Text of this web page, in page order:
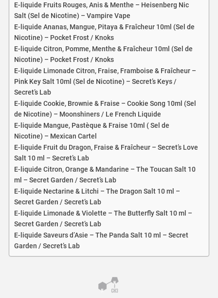
E-liquide Fruits Rouges, Anis & Menthe – Heisenberg Nic
Salt (Sel de Nicotine) – Vampire Vape
E-liquide Ananas, Mangue, Pitaya & Fraîcheur 10ml (Sel de
Nicotine) – Pocket Frost / Knoks
E-liquide Citron, Pomme, Menthe & Fraîcheur 10ml (Sel de
Nicotine) – Pocket Frost / Knoks
E-liquide Limonade Citron, Fraise, Framboise & Fraîcheur –
Pink Key Salt 10ml (Sel de Nicotine) – Secret’s Keys /
Secret’s Lab
E-liquide Cookie, Brownie & Fraise – Cookie Song 10ml (Sel
de Nicotine) – Moonshiners / Le French Liquide
E-liquide Mangue, Pastèque & Fraise 10ml ( Sel de
Nicotine) – Mexican Cartel
E-liquide Fruit du Dragon, Fraise & Fraîcheur – Secret’s Love
Salt 10 ml – Secret’s Lab
E-liquide Citron, Orange & Mandarine – The Toucan Salt 10
ml – Secret Garden / Secret’s Lab
E-liquide Nectarine & Litchi – The Dragon Salt 10 ml –
Secret Garden / Secret’s Lab
E-liquide Limonade & Violette – The Butterfly Salt 10 ml –
Secret Garden / Secret’s Lab
E-liquide Saveurs d’Asie – The Panda Salt 10 ml – Secret
Garden / Secret’s Lab